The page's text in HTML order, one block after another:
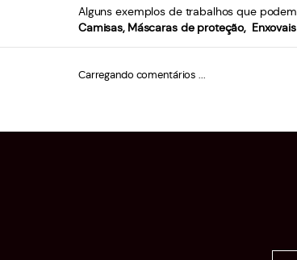
Alguns exemplos de trabalhos que
Camisas, Máscaras de proteção,
Carregando comentários ...